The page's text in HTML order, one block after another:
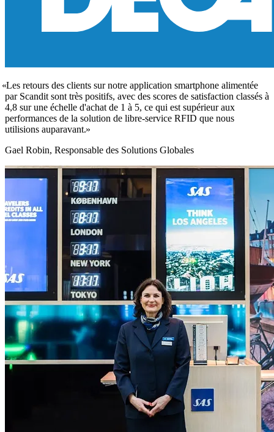
Les retours des clients sur notre application smartphone alimentée
par Scandit sont très positifs, avec des scores de satisfaction classés à
4,8 sur une échelle d'achat de 1 à 5, ce qui est supérieur aux
performances de la solution de libre-service RFID que nous
utilisions auparavant.
Gael Robin, Responsable des Solutions Globales